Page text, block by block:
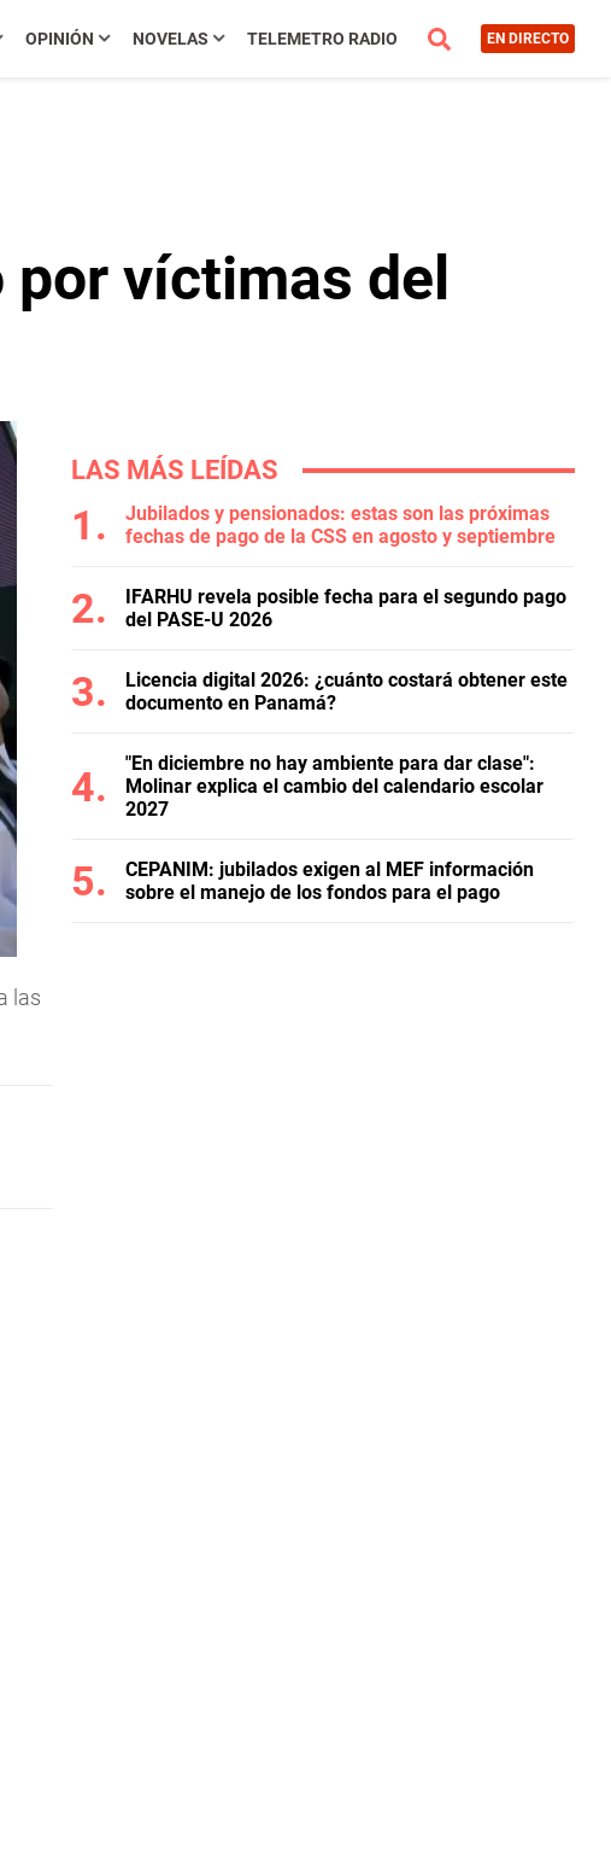
OPINIÓN NOVELAS TELEMETRO RADIO EN DIRECTO
víctimas del
las
LAS MÁS LEÍDAS
Jubilados y pensionados: estas son las próximas
fechas de pago de la CSS en agosto y septiembre
IFARHU revela posible fecha para el segundo pago
del PASE-U 2026
Licencia digital 2026: ¿cuánto costará obtener este
documento en Panamá?
"En diciembre no hay ambiente para dar clase":
Molinar explica el cambio del calendario escolar
2027
CEPANIM: jubilados exigen al MEF información
sobre el manejo de los fondos para el pago